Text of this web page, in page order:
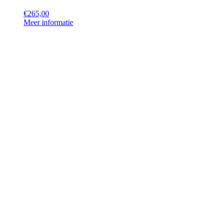
€265,00
Meer informatie